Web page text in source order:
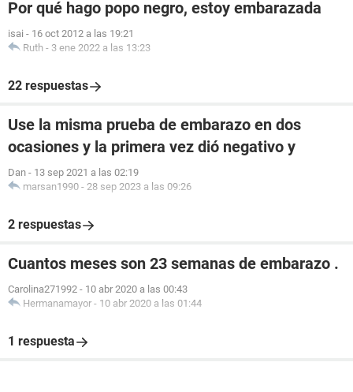
Por qué hago popo negro, estoy embarazada
isai - 16 oct 2012 a las 19:21
Ruth - 3 ene 2022 a las 13:23
22 respuestas
Use la misma prueba de embarazo en dos
ocasiones y la primera vez dió negativo y
Dan - 13 sep 2021 a las 02:19
marsan1990 - 28 sep 2023 a las 09:26
2 respuestas
Cuantos meses son 23 semanas de embarazo .
Carolina271992 - 10 abr 2020 a las 00:43
Hermanamayor - 10 abr 2020 a las 01:44
1 respuesta